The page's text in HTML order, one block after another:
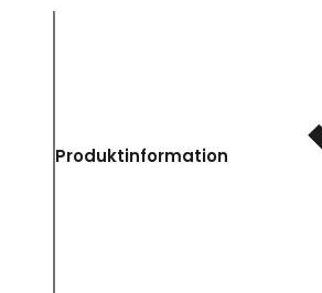
Produktinformation